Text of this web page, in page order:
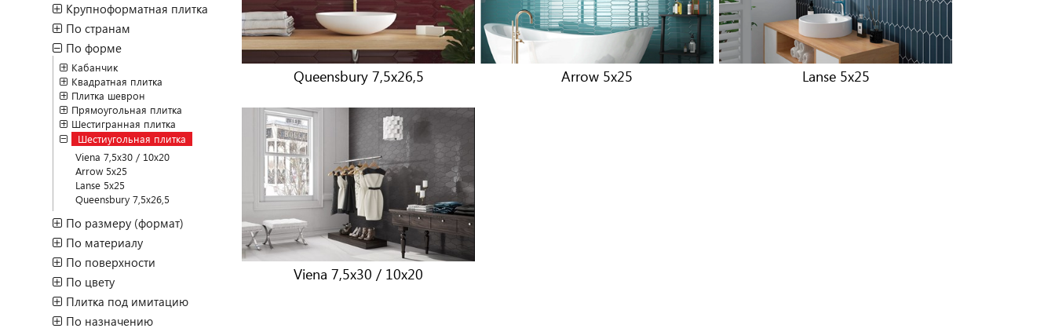
Крупноформатная плитка
По странам
По форме
Кабанчик
Квадратная плитка
Плитка шеврон
Прямоугольная плитка
Шестигранная плитка
Шестиугольная плитка
Viena 7,5x30 / 10x20
Arrow 5x25
Lanse 5x25
Queensbury 7,5x26,5
По размеру (формат)
По материалу
По поверхности
По цвету
Плитка под имитацию
По назначению
Queensbury 7,5x26,5 Arrow 5x25 Lanse 5x25
Viena 7,5x30 / 10x20